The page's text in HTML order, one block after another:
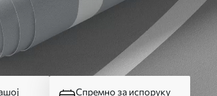
Спремно за испоруку